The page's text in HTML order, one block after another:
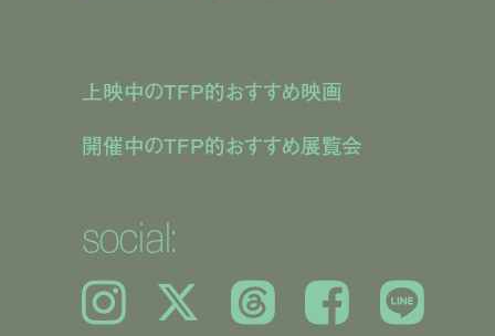
上映中のTFP的おすすめ映画
開催中のTFP的おすすめ展覧会
social:
Instagram 𝕏 Threads Facebook LINE